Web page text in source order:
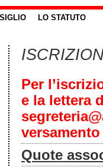
LO STATUTO
Per
e la lettera
Quote